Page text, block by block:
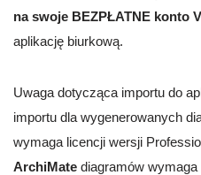
na swoje BEZPŁATNE konto
aplikację biurkową.
Uwaga dotycząca importu do
importu dla wygenerowanych
wymaga licencji wersji
ArchiMate diagramów wymaga